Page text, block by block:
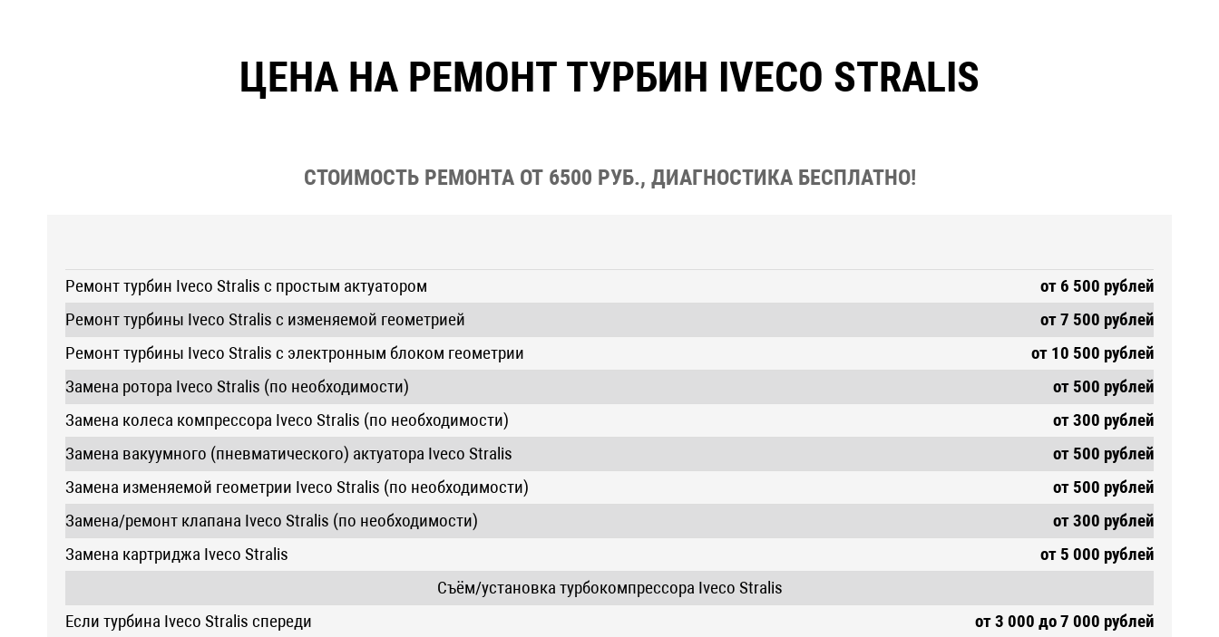
ЦЕНА НА РЕМОНТ ТУРБИН IVECO STRALIS
СТОИМОСТЬ РЕМОНТА ОТ 6500 РУБ., ДИАГНОСТИКА БЕСПЛАТНО!
Ремонт турбин Iveco Stralis с простым актуатором
от 6 500 рублей
Ремонт турбины Iveco Stralis с изменяемой геометрией
от 7 500 рублей
Ремонт турбины Iveco Stralis с электронным блоком геометрии
от 10 500 рублей
Замена ротора Iveco Stralis (по необходимости)
от 500 рублей
Замена колеса компрессора Iveco Stralis (по необходимости)
от 300 рублей
Замена вакуумного (пневматического) актуатора Iveco Stralis
от 500 рублей
Замена изменяемой геометрии Iveco Stralis (по необходимости)
от 500 рублей
Замена/ремонт клапана Iveco Stralis (по необходимости)
от 300 рублей
Замена картриджа Iveco Stralis
от 5 000 рублей
Съём/установка турбокомпрессора Iveco Stralis
Если турбина Iveco Stralis спереди
от 3 000 до 7 000 рублей